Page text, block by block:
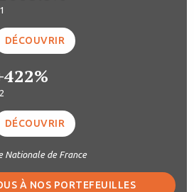
DÉCOUVRIR
DÉCOUVRIR
Nationale de France
À NOS PORTEFEUILLES